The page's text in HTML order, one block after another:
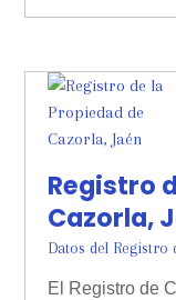
Registro
Cazorla,
Datos del Registro
El Registro de